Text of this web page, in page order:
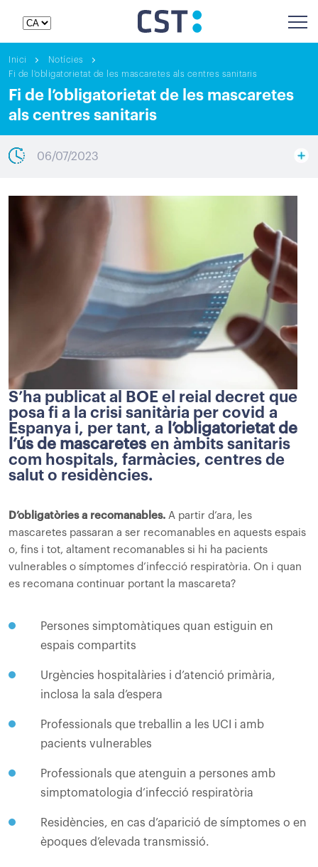
Inici
Notícies
Fi de l'obligatorietat de les mascaretes als centres sanitaris
Fi de l’obligatorietat de les mascaretes
als centres sanitaris
06/07/2023
S’ha publicat al BOE el reial decret que
posa fi a la crisi sanitària per covid a
Espanya i, per tant, a
l’obligatorietat de
l’ús de mascaretes en àmbits sanitaris
com hospitals, farmàcies, centres de
salut o residències.
D’obligatòries a recomanables. A partir d’ara, les
mascaretes passaran a ser recomanables en aquests espais
o, fins i tot, altament recomanables si hi ha pacients
vulnerables o símptomes d’infecció respiratòria. On i quan
es recomana continuar portant la mascareta?
Persones simptomàtiques quan estiguin en
espais compartits
Urgències hospitalàries i d’atenció primària,
inclosa la sala d’espera
Professionals que treballin a les UCI i amb
pacients vulnerables
Professionals que atenguin a persones amb
simptomatologia d’infecció respiratòria
Residències, en cas d’aparició de símptomes o en
èpoques d’elevada transmissió.